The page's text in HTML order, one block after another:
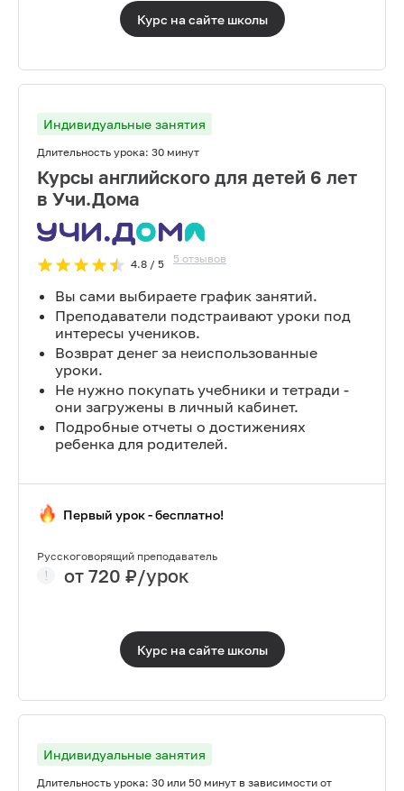
Курс на сайте школы
Индивидуальные занятия
Длительность урока: 30 минут
Курсы английского для детей 6 лет
в Учи.Дома
4.8/ 5 5 отзывов
Вы сами выбираете график занятий.
Преподаватели подстраивают уроки под
интересы учеников.
Возврат денег за неиспользованные
уроки.
Не нужно покупать учебники и тетради -
они загружены в личный кабинет.
Подробные отчеты о достижениях
ребенка для родителей.
Первый урок - бесплатно!
Русскоговорящий преподаватель
от 720 ₽/урок
Курс на сайте школы
Индивидуальные занятия
Длительность урока: 30 или 50 минут в зависимости от